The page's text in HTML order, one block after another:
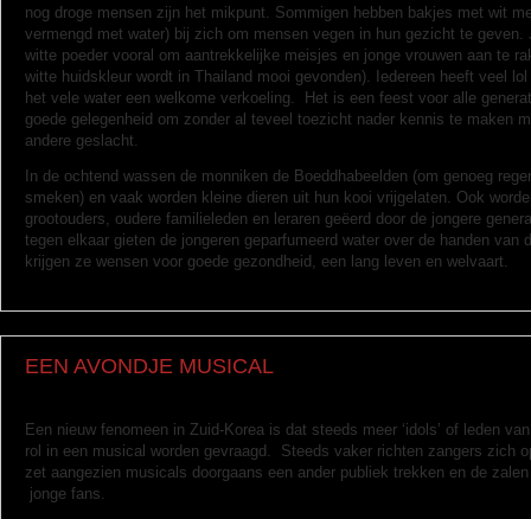
nog droge mensen zijn het mikpunt. Sommigen hebben bakjes met wit
vermengd met water) bij zich om mensen vegen in hun gezicht te geven.
witte poeder vooral om aantrekkelijke meisjes en jonge vrouwen aan te
witte huidskleur wordt in Thailand mooi gevonden). Iedereen heeft veel
het vele water een welkome verkoeling. Het is een feest voor alle
goede gelegenheid om zonder al teveel toezicht nader kennis te maken
andere geslacht.
In de ochtend wassen de monniken de Boeddhabeelden (om genoeg
smeken) en vaak worden kleine dieren uit hun kooi vrijgelaten. Ook
grootouders, oudere familieleden en leraren geëerd door de jongere
tegen elkaar gieten de jongeren geparfumeerd water over de handen van
krijgen ze wensen voor goede gezondheid, een lang leven en welvaart.
EEN AVONDJE MUSICAL
Een nieuw fenomeen in Zuid-Korea is dat steeds meer ‘idols’ of leden
rol in een musical worden gevraagd. Steeds vaker richten zangers zich
zet aangezien musicals doorgaans een ander publiek trekken en de
jonge fans.